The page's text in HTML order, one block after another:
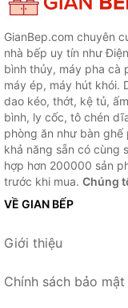
GianBep.com chuyên
nhà bếp uy tín như
bình thủy, máy pha cà
máy ép, máy hút khói.
dao kéo, thớt, kệ tủ,
bình, ly cốc, tô chén
phòng ăn như bàn
khả năng sẵn có cùng
hợp hơn 200000 sản
trước khi mua. Chúng
VỀ GIAN BẾP
Giới thiệu
Chính sách bảo mật